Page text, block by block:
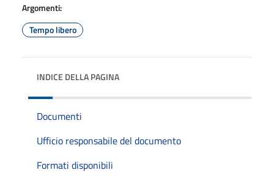
Argomenti:
Tempo libero
INDICE DELLA PAGINA
Documenti
Ufficio responsabile del documento
Formati disponibili